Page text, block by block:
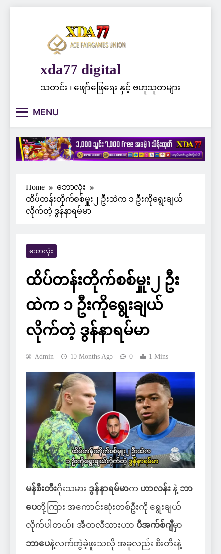
xda77 digital
သတင်း ၊ ဖျော်ဖြေရေး နှင့် ဗဟုသုတများ
MENU
Home
ဘောလုံး
ထိပ်တန်းတိုက်စစ်မှူး၂ ဦးထဲက ၁ ဦးကိုရွေးချယ်
လိုက်တဲ့ ဒွန်နာရမ်မာ
ဘောလုံး
ထိပ်တန်းတိုက်စစ်မှူး၂ ဦး
ထဲက ၁ ဦးကိုရွေးချယ်
လိုက်တဲ့ ဒွန်နာရမ်မာ
Admin 10 Months Ago 0 1 Mins
မန်စီးတီးဂိုးသမား ဒွန်နာရမ်မာက ဟာလန်း နဲ့ ဘာ
ပေတို့ကြား အကောင်းဆုံးတစ်ဦးကို ရွေးချယ်
လိုက်ပါတယ်။ အီတလီသားဟာ ပီအက်စ်ဂျီမှာ
ဘာပေနဲ့လက်တွဲခဲ့ဖူးသလို အခုလည်း စီးတီးနဲ့